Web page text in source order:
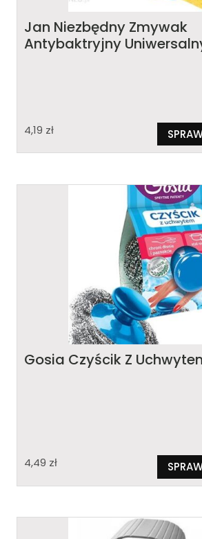
Jan Niezbędny Zmywak
Antybaktryjny
4,19 zł
Gosia Czyścik Z
4,49 zł